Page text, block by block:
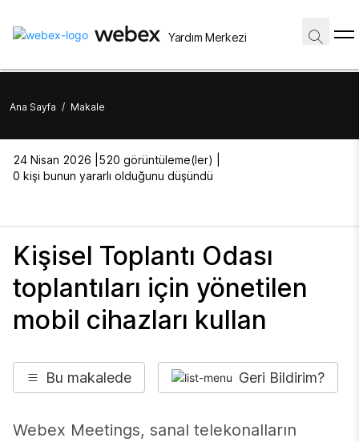
Yardım Merkezi
Ana Sayfa / Makale
24 Nisan 2026 | 520 görüntüleme(ler) |
0 kişi bunun yararlı olduğunu düşündü
Kişisel Toplantı Odası
toplantıları için yönetilen
mobil cihazları kullan
Bu makalede Geri Bildirim?
Webex Meetings, sanal telekonalların